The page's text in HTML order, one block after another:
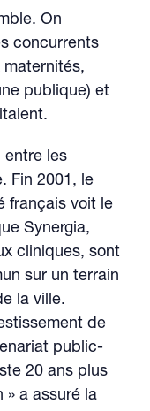
On
concurrents
publique) et
entre les
Fin 2001, le
français voit le
Synergia,
cliniques, sont
sur un terrain
la ville.
de
public-
20 ans plus
» a assuré la